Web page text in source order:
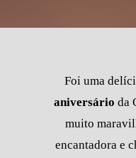
Foi uma
aniversário da
muito
encantadora e